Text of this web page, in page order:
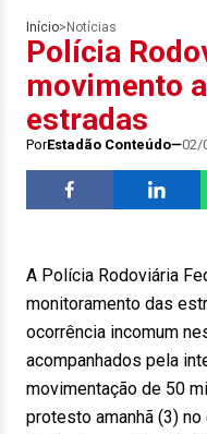
Início> Notícias
Polícia
movimento
estradas
PorEstadão Conteúdo 02/
A Polícia Rodoviária
monitoramento das
ocorrência incomum
acompanhados pela
movimentação de 50
protesto amanhã (3)